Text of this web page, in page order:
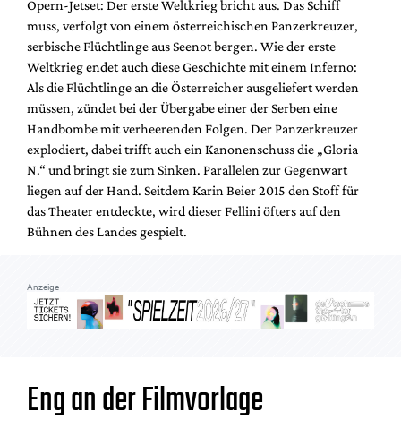
Partner
Mediadaten
Suche
Opern-Jetset: Der erste Weltkrieg bricht aus. Das Schiff
muss, verfolgt von einem österreichischen Panzerkreuzer,
serbische Flüchtlinge aus Seenot bergen. Wie der erste
Weltkrieg endet auch diese Geschichte mit einem Inferno:
Als die Flüchtlinge an die Österreicher ausgeliefert werden
müssen, zündet bei der Übergabe einer der Serben eine
Handbombe mit verheerenden Folgen. Der Panzerkreuzer
explodiert, dabei trifft auch ein Kanonenschuss die „Gloria
N.“ und bringt sie zum Sinken. Parallelen zur Gegenwart
liegen auf der Hand. Seitdem Karin Beier 2015 den Stoff für
das Theater entdeckte, wird dieser Fellini öfters auf den
Bühnen des Landes gespielt.
Anzeige
Eng an der Filmvorlage